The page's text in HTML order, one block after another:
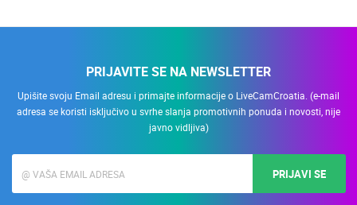
PRIJAVITE SE NA NEWSLETTER
Upišite svoju Email adresu i primajte informacije o LiveCamCroatia. (e-mail
adresa se koristi isključivo u svrhe slanja promotivnih ponuda i novosti, nije
javno vidljiva)
PRIJAVI SE